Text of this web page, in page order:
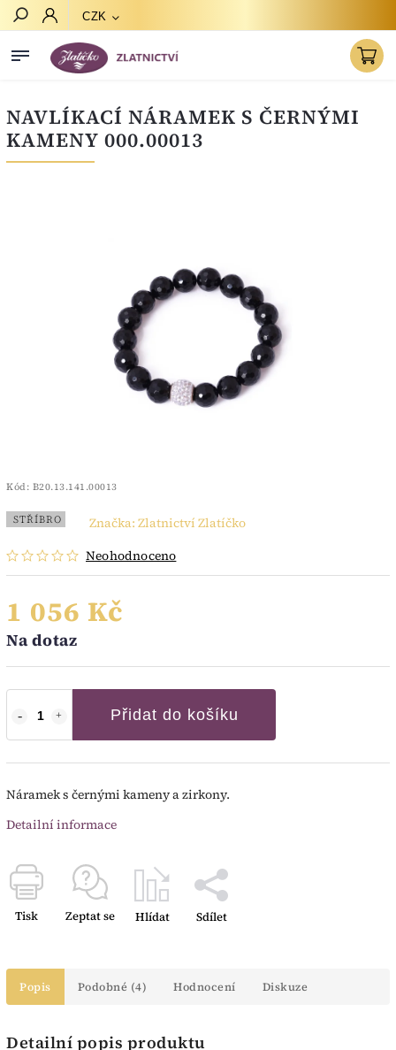
CZK
NAVLÍKACÍ NÁRAMEK S ČERNÝMI
KAMENY 000.00013
Kód: B20.13.141.00013
STŘÍBRO
Neohodnoceno
Značka: Zlatnictví Zlatíčko
1 056 Kč
Na dotaz
Přidat do košíku
Náramek s černými kameny a zirkony.
Detailní informace
Tisk Zeptat se Hlídat Sdílet
Popis Podobné (4) Hodnocení Diskuze
Detailní popis produktu